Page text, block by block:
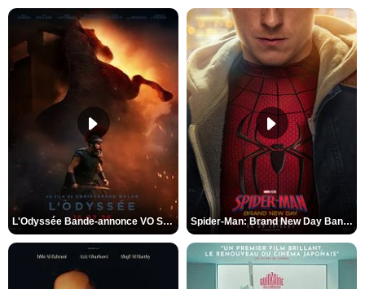
L'Odyssée Bande-annonce VO STFR Spider-Man: Brand New Day Bande-annonce VO STFR